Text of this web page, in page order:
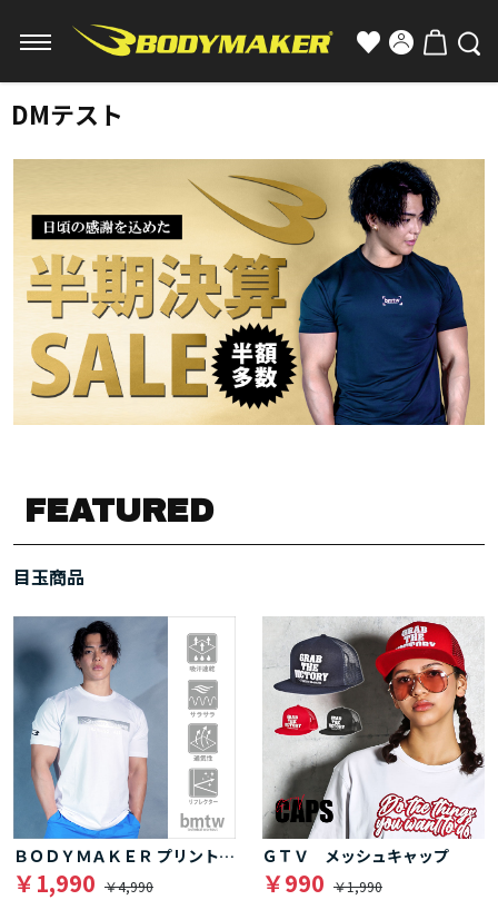
DMテスト
FEATURED
目玉商品
ＢＯＤＹＭＡＫＥＲ プリントＴシャツ１
￥1,990 ￥4,990
ＧＴＶ メッシュキャップ
￥990 ￥1,990